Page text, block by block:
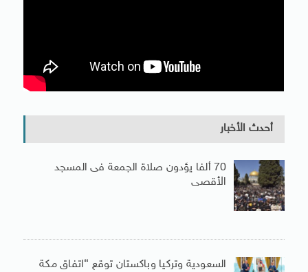
أحدث الأخبار
70 ألفا يؤدون صلاة الجمعة فى المسجد
الأقصى
السعودية وتركيا وباكستان توقع “اتفاق مكة